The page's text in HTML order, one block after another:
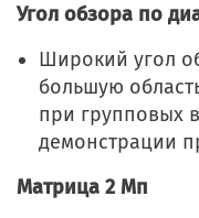
Угол обзора по
Широкий угол
большую
при групповых
демонстрации
Матрица 2 Мп